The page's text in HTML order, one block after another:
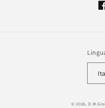
© 2026,